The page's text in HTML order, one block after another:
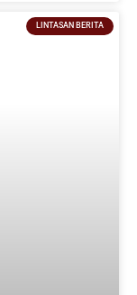
LINTASAN BERITA